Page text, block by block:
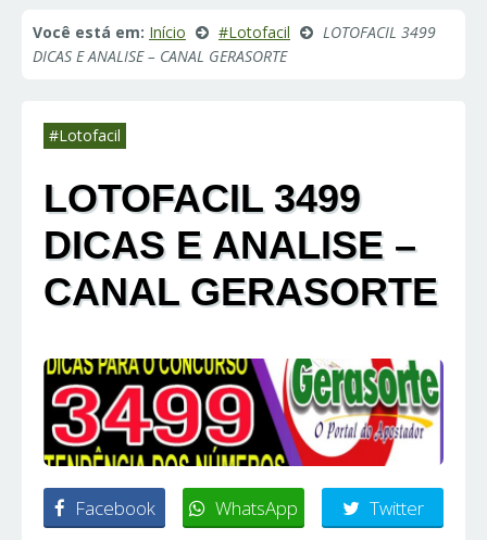
Você está em: Início #Lotofacil
LOTOFACIL 3499
DICAS E ANALISE – CANAL GERASORTE
#Lotofacil
LOTOFACIL 3499
DICAS E ANALISE –
CANAL GERASORTE
Facebook WhatsApp Twitter